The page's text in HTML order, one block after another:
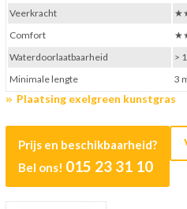
Plaatsing exelgreen kunstgras
Prijs en beschikbaarheid?
Bel ons! 015 23 31 10
Veerkracht
Comfort
Waterdoorlaatbaarheid
>
Minimale lengte
3